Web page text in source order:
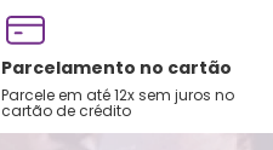
Parcelamento no cartão
Parcele em até 12x sem juros no
cartão de crédito